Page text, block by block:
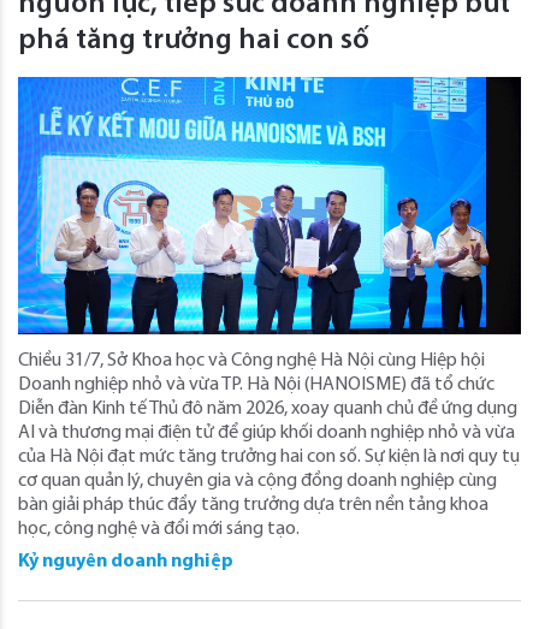
phá tăng trưởng hai con số
Chiều 31/7, Sở Khoa học và Công nghệ Hà Nội cùng Hiệp hội
Doanh nghiệp nhỏ và vừa TP. Hà Nội (HANOISME) đã tổ chức
Diễn đàn Kinh tế Thủ đô năm 2026, xoay quanh chủ đề ứng dụng
AI và thương mại điện tử để giúp khối doanh nghiệp nhỏ và vừa
của Hà Nội đạt mức tăng trưởng hai con số. Sự kiện là nơi quy tụ
cơ quan quản lý, chuyên gia và cộng đồng doanh nghiệp cùng
bàn giải pháp thúc đẩy tăng trưởng dựa trên nền tảng khoa
học, công nghệ và đổi mới sáng tạo.
Kỷ nguyên doanh nghiệp